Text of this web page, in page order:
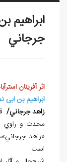
ابراهيم
جرجاني
اثر آفرينان
ابراهیم بن ابی
زاهد جرجاني/
محدث و راوي
«زاهد
است.